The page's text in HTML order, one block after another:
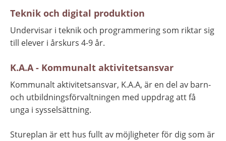
Teknik och digital produktion
Undervisar i teknik och programmering som riktar sig
till elever i årskurs 4-9 år.
K.A.A - Kommunalt aktivitetsansvar
Kommunalt aktivitetsansvar, K.A.A, är en del av barn-
och utbildningsförvaltningen med uppdrag att få
unga i sysselsättning.
Stureplan är ett hus fullt av möjligheter för dig som är